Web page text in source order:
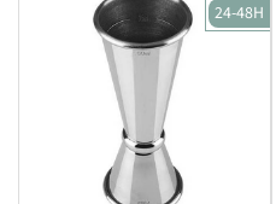
24-48H